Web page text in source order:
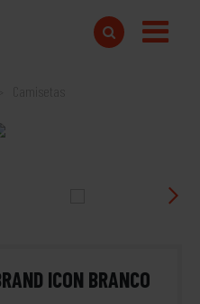
Camisetas
ICON BRANCO